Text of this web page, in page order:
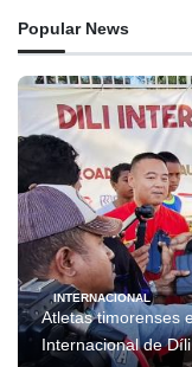
Popular News
INTERNACIONAL
Atletas timorenses
Internacional de Díli